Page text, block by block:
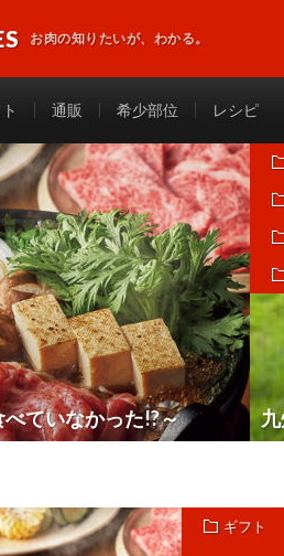
お肉の知りたいが、わかる。
通販 希少部位 レシピ
ていなかった!?～
ギフト